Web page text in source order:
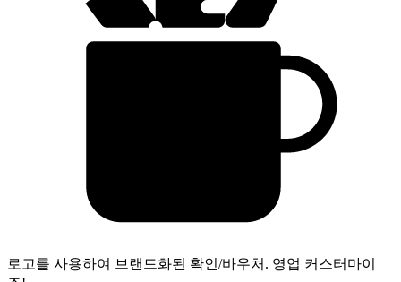
로고를 사용하여 브랜드화된 확인/바우처. 영업 커스터마이